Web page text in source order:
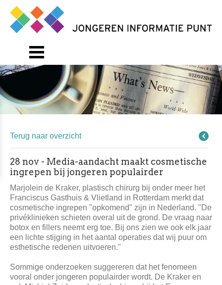
Terug naar overzicht
28 nov - Media-aandacht maakt cosmetische
ingrepen bij jongeren populairder
Marjolein de Kraker, plastisch chirurg bij onder meer het
Franciscus Gasthuis & Vlietland in Rotterdam merkt dat
cosmetische ingrepen "opkomend" zijn in Nederland. "De
privéklinieken schieten overal uit de grond. De vraag naar
botox en fillers neemt erg toe. Bij ons zien we ook elk jaar
een lichte stijging in het aantal operaties dat wij puur om
esthetische redenen uitvoeren."
Sommige onderzoeken suggereren dat het fenomeen
vooral onder jongeren populairder wordt. De Kraker en